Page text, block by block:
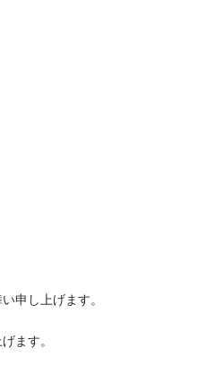
申し上げます。
ます。